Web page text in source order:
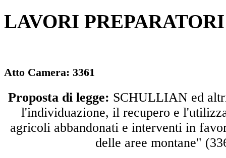
LAVORI
Atto Camera: 3361
Proposta di legge: SCHULLIAN ed
l'individuazione, il recupero e
agricoli abbandonati e interventi in
delle aree montane"